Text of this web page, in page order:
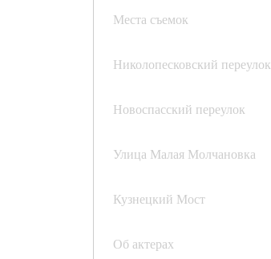
Места съемок
Николопесковский переулок
Новоспасский переулок
Улица Малая Молчановка
Кузнецкий Мост
Об актерах